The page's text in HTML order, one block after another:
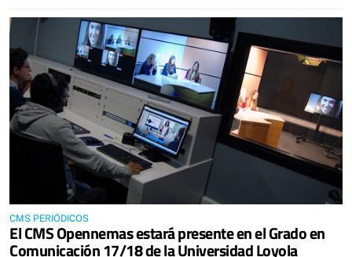
CMS PERIÓDICOS
El CMS Opennemas estará presente en el Grado en
Comunicación 17/18 de la Universidad Loyola